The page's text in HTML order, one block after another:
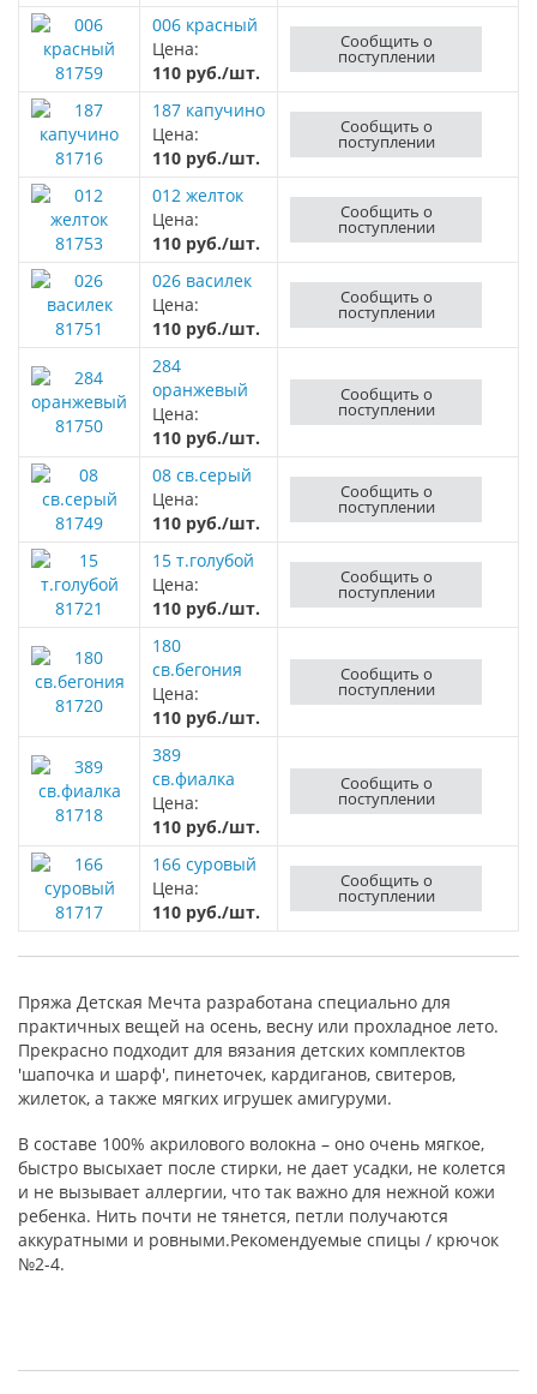
81759
006 красный
Цена:
110 руб./шт.
Сообщить о
поступлении
81716
187 капучино
Цена:
110 руб./шт.
Сообщить о
поступлении
81753
012 желток
Цена:
110 руб./шт.
Сообщить о
поступлении
81751
026 василек
Цена:
110 руб./шт.
Сообщить о
поступлении
81750
284
оранжевый
Цена:
110 руб./шт.
Сообщить о
поступлении
81749
08 св.серый
Цена:
110 руб./шт.
Сообщить о
поступлении
81721
15 т.голубой
Цена:
110 руб./шт.
Сообщить о
поступлении
81720
180
св.бегония
Цена:
110 руб./шт.
Сообщить о
поступлении
81718
389
св.фиалка
Цена:
110 руб./шт.
Сообщить о
поступлении
81717
166 суровый
Цена:
110 руб./шт.
Сообщить о
поступлении
Пряжа Детская Мечта разработана специально для
практичных вещей на осень, весну или прохладное лето.
Прекрасно подходит для вязания детских комплектов
'шапочка и шарф', пинеточек, кардиганов, свитеров,
жилеток, а также мягких игрушек амигуруми.
В составе 100% акрилового волокна – оно очень мягкое,
быстро высыхает после стирки, не дает усадки, не колется
и не вызывает аллергии, что так важно для нежной кожи
ребенка. Нить почти не тянется, петли получаются
аккуратными и ровными.Рекомендуемые спицы / крючок
№2-4.